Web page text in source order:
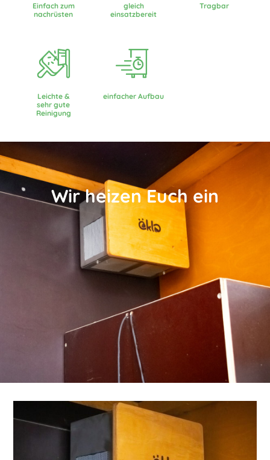
Einfach zum
nachrüsten
gleich
einsatzbereit
Tragbar
Leichte &
sehr gute
Reinigung
einfacher Aufbau
Wir heizen Euch ein